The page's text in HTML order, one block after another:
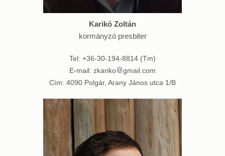
Karikó Zoltán
kormányzó presbiter
Tel: +36-30-194-8814 (Tm)
E-mail: zkariko
gmail.com
Cím: 4090 Polgár, Arany János utca 1/B